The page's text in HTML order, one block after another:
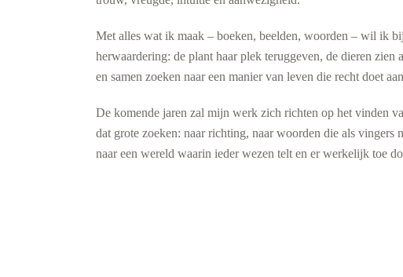
Met alles wat ik maak – boeken, beelden, woorden – wil ik
herwaardering: de plant haar plek teruggeven, de dieren zien
en samen zoeken naar een manier van leven die recht doet
De komende jaren zal mijn werk zich richten op het vinden
dat grote zoeken: naar richting, naar woorden die als vingers
naar een wereld waarin ieder wezen telt en er werkelijk toe